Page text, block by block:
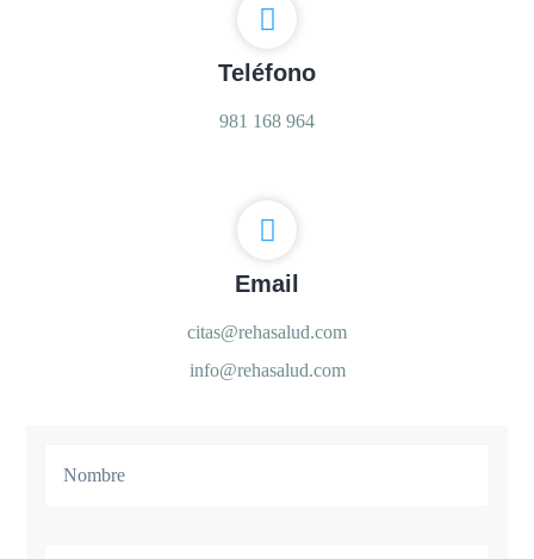
Teléfono
981 168 964
Email
citas@rehasalud.com
info@rehasalud.com